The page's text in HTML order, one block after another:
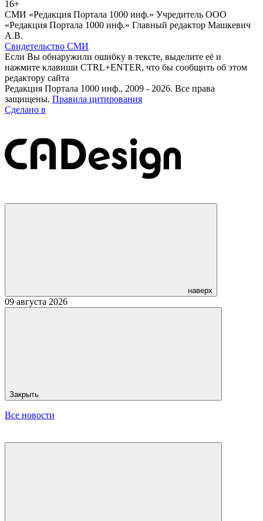
16+
СМИ «Редакция Портала 1000 инф.» Учредитель ООО
«Редакция Портала 1000 инф.» Главный редактор Машкевич
А.В.
Свидетельство СМИ
Если Вы обнаружили ошибку в тексте, выделите её и
нажмите клавиши CTRL+ENTER, что бы сообщить об этом
редактору сайта
Редакция Портала 1000 инф., 2009 - 2026. Все права
защищены. Правила цитирования
Сделано в
наверх
09 августа 2026
Закрыть
Все новости